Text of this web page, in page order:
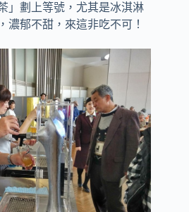
」劃上等號，尤其是冰淇淋
濃郁不甜，來這非吃不可！